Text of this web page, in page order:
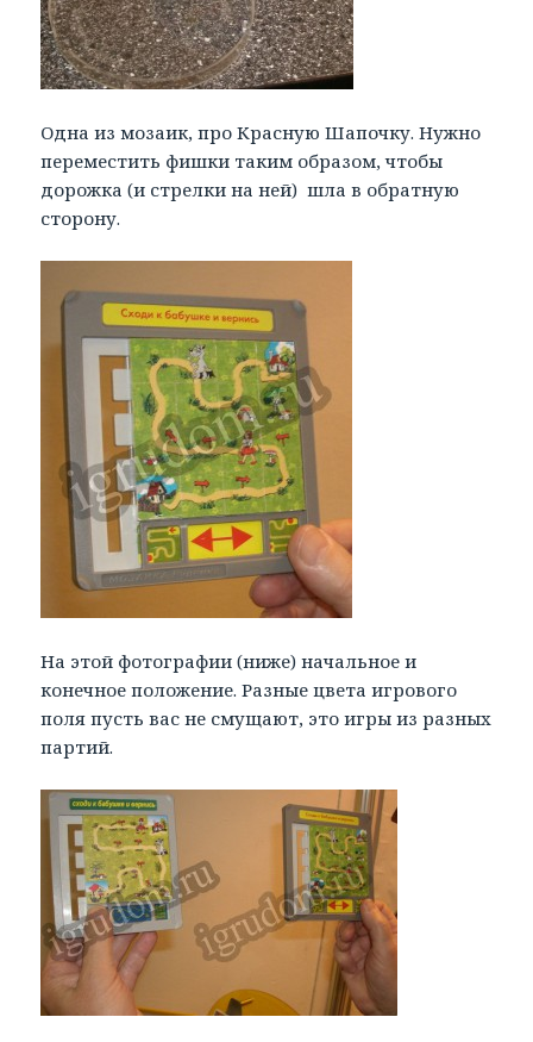
Одна из мозаик, про Красную Шапочку. Нужно
переместить фишки таким образом, чтобы
дорожка (и стрелки на ней) шла в обратную
сторону.
На этой фотографии (ниже) начальное и
конечное положение. Разные цвета игрового
поля пусть вас не смущают, это игры из разных
партий.